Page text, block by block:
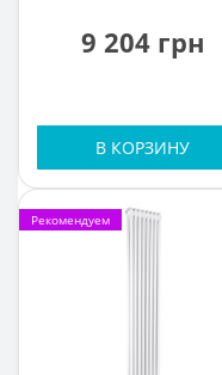
9 204 грн
В КОРЗИНУ
Рекомендуем